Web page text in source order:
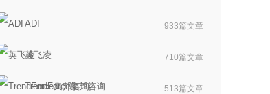
ADI 933篇文章
英飞凌 710篇文章
TrendForce集邦咨询 513篇文章